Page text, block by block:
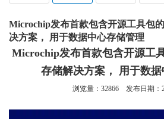
Microchip发布首款包含开源工具包
决方案， 用于数据中心存储管理
Microchip发布首款包含开源工
存储解决方案， 用于数
浏览量： 32866 发布日期：